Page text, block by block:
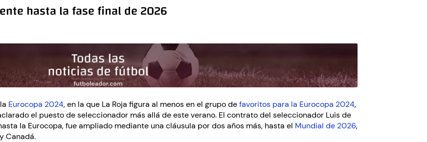
hasta la fase final de 2026
Eurocopa 2024, en la que La Roja figura al menos en el grupo defavoritos para la Eurocopa 2024,
el puesto de seleccionador más allá de este verano. El contrato del seleccionador Luis de
la Eurocopa, fue ampliado mediante una cláusula por dos años más, hasta el Mundial de 2026,
Canadá.